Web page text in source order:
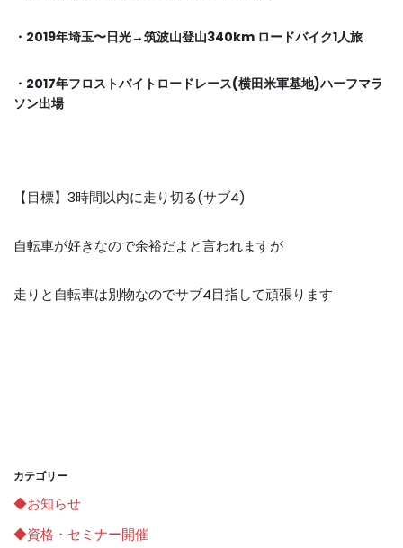
・ 2019年埼玉〜日光→筑波山登山340km ロードバイク1人旅
・ 2017年フロストバイトロードレース(横田米軍基地)ハーフマラ
ソン出場
【目標】 3時間以内に走り切る(サブ4)
自転車が好きなので余裕だよと言われますが
走りと自転車は別物なのでサブ4目指して頑張ります
カテゴリー
◆お知らせ
◆資格・セミナー開催